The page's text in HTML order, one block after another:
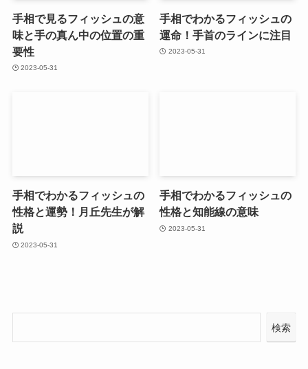
手相で見るフィッシュの意
味と手の真ん中の位置の重
要性
2023-05-31
手相でわかるフィッシュの
運命！手首のラインに注目
2023-05-31
手相でわかるフィッシュの
性格と運勢！月丘先生が解
説
2023-05-31
手相でわかるフィッシュの
性格と知能線の意味
2023-05-31
検索